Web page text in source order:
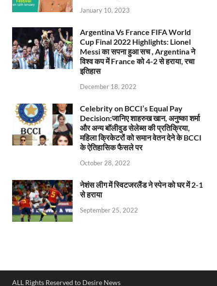
January 10, 2023
Argentina Vs France FIFA World
Cup Final 2022 Highlights: Lionel
Messi का सपना हुआ सच , Argentina ने
विश्व कप में France को 4-2 से हराया, रचा
इतिहास
December 18, 2022
Celebrity on BCCI’s Equal Pay
Decision:जानिए शाहरुख खान, अनुष्का शर्मा
और अन्य बॉलीवुड सेलेब्स की प्रतिक्रिया,
महिला क्रिकेटरों को समान वेतन देने के BCCI
के ऐतिहासिक फैसले पर
October 28, 2022
नेशंस लीग में स्विटजरलैंड ने स्पेन को घर में 2-1
से हराया
September 25, 2022
ALL Rights Reserved to Desire News